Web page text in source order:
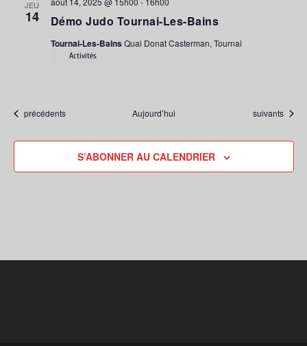
JEU
14 Démo Judo Tournai-Les-Bains
Tournai-Les-BainsQuai Donat Casterman, Tournai
Activités
Évènements
précédents Aujourd’hui Évènements
suivants
S’ABONNER AU CALENDRIER